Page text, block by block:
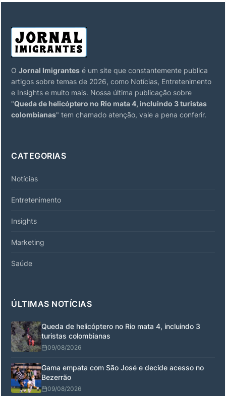
O Jornal Imigrantes é um site que constantemente publica
artigos sobre temas de 2026, como Notícias, Entretenimento
e Insights e muito mais. Nossa última publicação sobre
"Queda de helicóptero no Rio mata 4, incluindo 3 turistas
colombianas" tem chamado atenção, vale a pena conferir.
CATEGORIAS
Notícias
Entretenimento
Insights
Marketing
Saúde
ÚLTIMAS NOTÍCIAS
Queda de helicóptero no Rio mata 4, incluindo 3
turistas colombianas
09/08/2026
Gama empata com São José e decide acesso no
Bezerrão
09/08/2026